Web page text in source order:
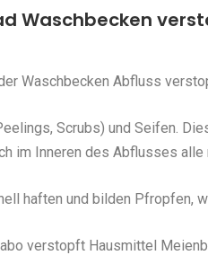
Waschbecken
Waschbecken Abfluss
Scrubs) und Seifen.
im Inneren des Abflusses
haften und bilden Pfropfen,
verstopft Hausmittel